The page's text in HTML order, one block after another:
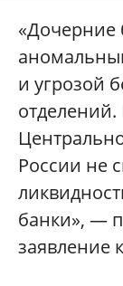
«Дочерние
и угрозой
России не
банки», —
заявление